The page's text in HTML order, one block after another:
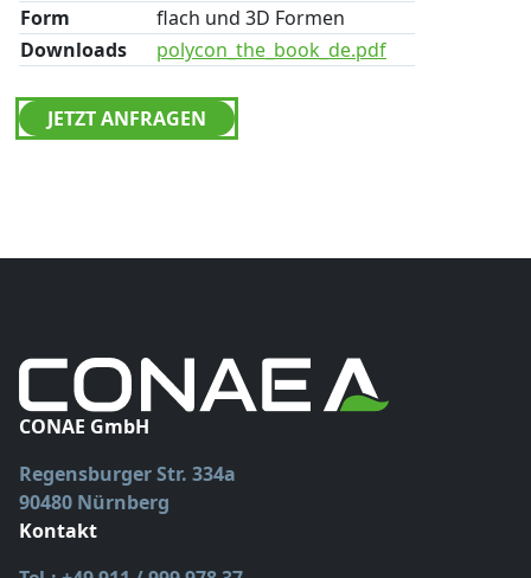
Form
flach und 3D Formen
Downloads
polycon_the_book_de.pdf
JETZT ANFRAGEN
CONAE GmbH
Regensburger Str. 334a
90480 Nürnberg
Kontakt